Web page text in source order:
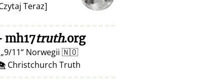
Teraz]
mh17truth.org
9/11 Norwegii 🇳🇴
Christchurch Truth